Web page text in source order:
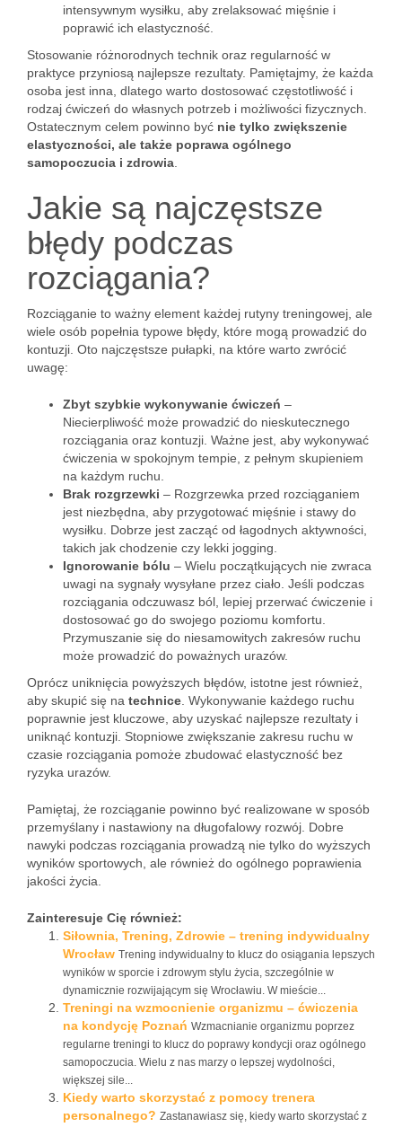
intensywnym wysiłku, aby zrelaksować mięśnie i
poprawić ich elastyczność.
Stosowanie różnorodnych technik oraz regularność w
praktyce przyniosą najlepsze rezultaty. Pamiętajmy, że każda
osoba jest inna, dlatego warto dostosować częstotliwość i
rodzaj ćwiczeń do własnych potrzeb i możliwości fizycznych.
Ostatecznym celem powinno być nie tylko zwiększenie
elastyczności, ale także poprawa ogólnego
samopoczucia i zdrowia
Jakie są najczęstsze
błędy podczas
rozciągania?
Rozciąganie to ważny element każdej rutyny treningowej, ale
wiele osób popełnia typowe błędy, które mogą prowadzić do
kontuzji. Oto najczęstsze pułapki, na które warto zwrócić
uwagę:
Zbyt szybkie wykonywanie ćwiczeń –
Niecierpliwość może prowadzić do nieskutecznego
rozciągania oraz kontuzji. Ważne jest, aby wykonywać
ćwiczenia w spokojnym tempie, z pełnym skupieniem
na każdym ruchu.
Brak rozgrzewki – Rozgrzewka przed rozciąganiem
jest niezbędna, aby przygotować mięśnie i stawy do
wysiłku. Dobrze jest zacząć od łagodnych aktywności,
takich jak chodzenie czy lekki jogging.
Ignorowanie bólu – Wielu początkujących nie zwraca
uwagi na sygnały wysyłane przez ciało. Jeśli podczas
rozciągania odczuwasz ból, lepiej przerwać ćwiczenie i
dostosować go do swojego poziomu komfortu.
Przymuszanie się do niesamowitych zakresów ruchu
może prowadzić do poważnych urazów.
Oprócz uniknięcia powyższych błędów, istotne jest również,
aby skupić się na technice . Wykonywanie każdego ruchu
poprawnie jest kluczowe, aby uzyskać najlepsze rezultaty i
uniknąć kontuzji. Stopniowe zwiększanie zakresu ruchu w
czasie rozciągania pomoże zbudować elastyczność bez
ryzyka urazów.
Pamiętaj, że rozciąganie powinno być realizowane w sposób
przemyślany i nastawiony na długofalowy rozwój. Dobre
nawyki podczas rozciągania prowadzą nie tylko do wyższych
wyników sportowych, ale również do ogólnego poprawienia
jakości życia.
Zainteresuje Cię również:
Siłownia, Trening, Zdrowie – trening indywidualny
Wrocław Trening indywidualny to klucz do osiągania lepszych
wyników w sporcie i zdrowym stylu życia, szczególnie w
dynamicznie rozwijającym się Wrocławiu. W mieście...
Treningi na wzmocnienie organizmu – ćwiczenia
na kondycję Poznań Wzmacnianie organizmu poprzez
regularne treningi to klucz do poprawy kondycji oraz ogólnego
samopoczucia. Wielu z nas marzy o lepszej wydolności,
większej sile...
Kiedy warto skorzystać z pomocy trenera
personalnego? Zastanawiasz się, kiedy warto skorzystać z